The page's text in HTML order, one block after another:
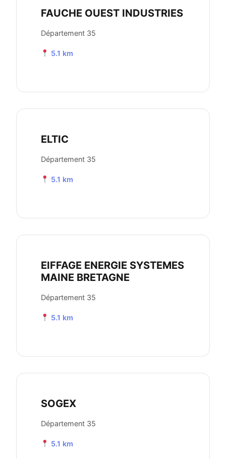
FAUCHE OUEST INDUSTRIES
Département 35
5.1 km
ELTIC
Département 35
5.1 km
EIFFAGE ENERGIE SYSTEMES
MAINE BRETAGNE
Département 35
5.1 km
SOGEX
Département 35
5.1 km